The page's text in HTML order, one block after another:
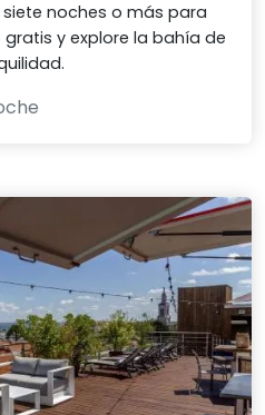
noches o más para
y explore la bahía de